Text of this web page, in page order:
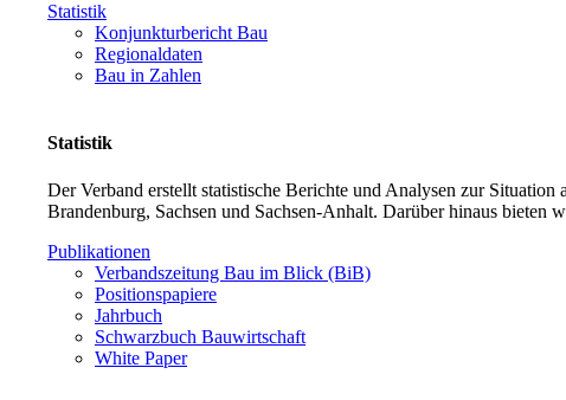
Statistik
Konjunkturbericht Bau
Regionaldaten
Bau in Zahlen
Statistik
Der Verband erstellt statistische Berichte und Analysen zur
Brandenburg, Sachsen und Sachsen-Anhalt. Darüber hinaus bieten
Publikationen
Verbandszeitung Bau im Blick (BiB)
Positionspapiere
Jahrbuch
Schwarzbuch Bauwirtschaft
White Paper